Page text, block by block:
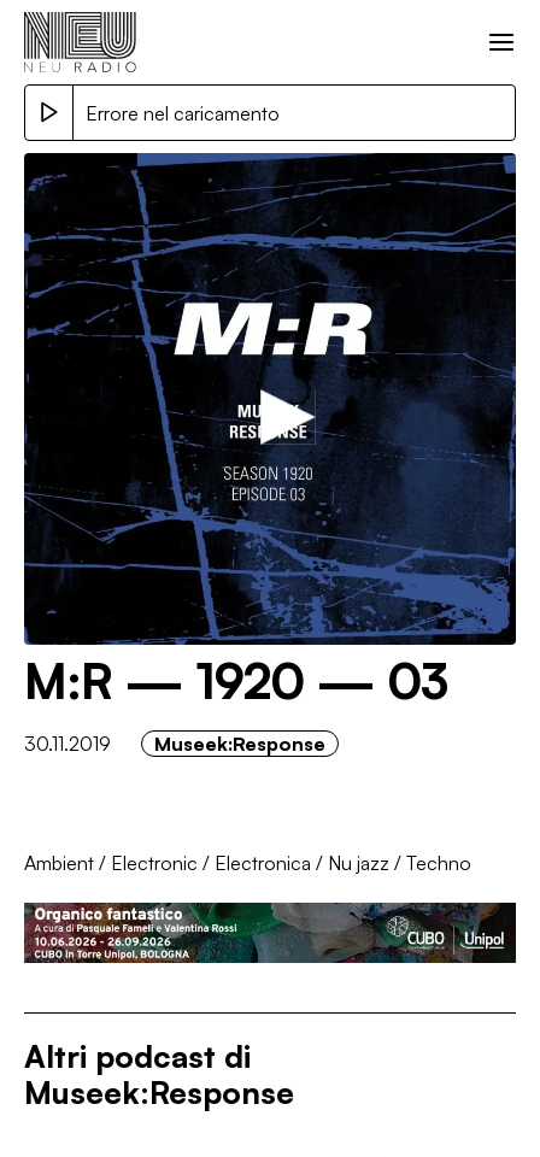
Errore nel caricamento
M:R — 1920 — 03
30.11.2019 Museek:Response
Ambient / Electronic / Electronica / Nu jazz / Techno
Altri podcast di
Museek:Response